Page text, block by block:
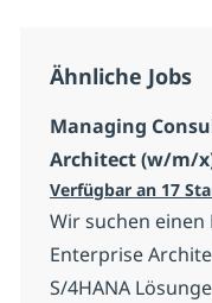
Ähnliche Jobs
Managing
Architect (w/m/
Verfügbar an 17
Wir suchen einen
Enterprise
S/4HANA